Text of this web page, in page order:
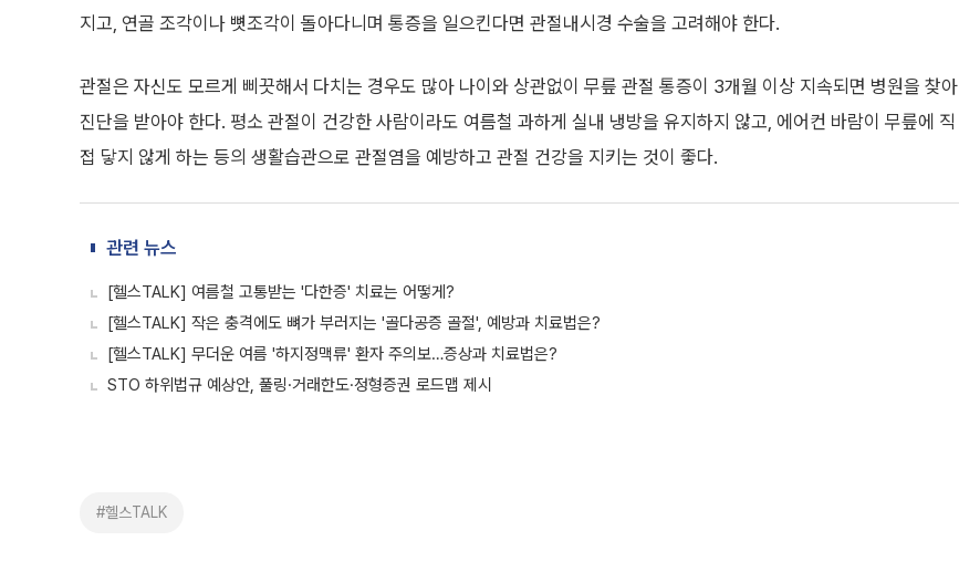
지고, 연골 조각이나 뼛조각이 돌아다니며 통증을 일으킨다면 관절내시경 수술을 고려해야 한다.
관절은 자신도 모르게 삐끗해서 다치는 경우도 많아 나이와 상관없이 무릎 관절 통증이 3개월 이상 지속되면 병원을 찾아
진단을 받아야 한다. 평소 관절이 건강한 사람이라도 여름철 과하게 실내 냉방을 유지하지 않고, 에어컨 바람이 무릎에 직
접 닿지 않게 하는 등의 생활습관으로 관절염을 예방하고 관절 건강을 지키는 것이 좋다.
관련 뉴스
[헬스TALK] 여름철 고통받는 '다한증' 치료는 어떻게?
[헬스TALK] 작은 충격에도 뼈가 부러지는 '골다공증 골절', 예방과 치료법은?
[헬스TALK] 무더운 여름 '하지정맥류' 환자 주의보…증상과 치료법은?
STO 하위법규 예상안, 풀링·거래한도·정형증권 로드맵 제시
#헬스TALK